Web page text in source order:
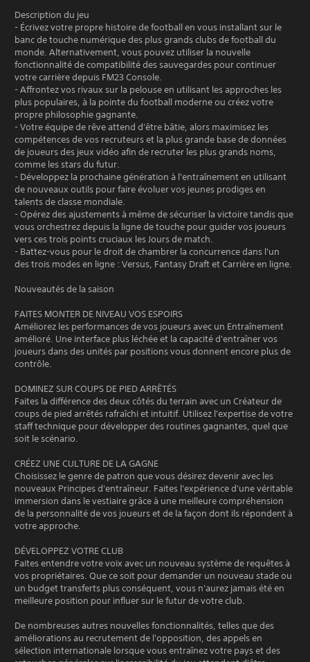
Description du jeu
- Écrivez votre propre histoire de football en vous installant sur le
banc de touche numérique des plus grands clubs de football du
monde. Alternativement, vous pouvez utiliser la nouvelle
fonctionnalité de compatibilité des sauvegardes pour continuer
votre carrière depuis FM23 Console.
- Affrontez vos rivaux sur la pelouse en utilisant les approches les
plus populaires, à la pointe du football moderne ou créez votre
propre philosophie gagnante.
- Votre équipe de rêve attend d'être bâtie, alors maximisez les
compétences de vos recruteurs et la plus grande base de données
de joueurs des jeux vidéo afin de recruter les plus grands noms,
comme les stars du futur.
- Développez la prochaine génération à l'entraînement en utilisant
de nouveaux outils pour faire évoluer vos jeunes prodiges en
talents de classe mondiale.
- Opérez des ajustements à même de sécuriser la victoire tandis que
vous orchestrez depuis la ligne de touche pour guider vos joueurs
vers ces trois points cruciaux les Jours de match.
- Battez-vous pour le droit de chambrer la concurrence dans l'un
des trois modes en ligne : Versus, Fantasy Draft et Carrière en ligne.
Nouveautés de la saison
FAITES MONTER DE NIVEAU VOS ESPOIRS
Améliorez les performances de vos joueurs avec un Entraînement
amélioré. Une interface plus léchée et la capacité d'entraîner vos
joueurs dans des unités par positions vous donnent encore plus de
contrôle.
DOMINEZ SUR COUPS DE PIED ARRÊTÉS
Faites la différence des deux côtés du terrain avec un Créateur de
coups de pied arrêtés rafraîchi et intuitif. Utilisez l'expertise de votre
staff technique pour développer des routines gagnantes, quel que
soit le scénario.
CRÉEZ UNE CULTURE DE LA GAGNE
Choisissez le genre de patron que vous désirez devenir avec les
nouveaux Principes d'entraîneur. Faites l'expérience d'une véritable
immersion dans le vestiaire grâce à une meilleure compréhension
de la personnalité de vos joueurs et de la façon dont ils répondent à
votre approche.
DÉVELOPPEZ VOTRE CLUB
Faites entendre votre voix avec un nouveau système de requêtes à
vos propriétaires. Que ce soit pour demander un nouveau stade ou
un budget transferts plus conséquent, vous n'aurez jamais été en
meilleure position pour influer sur le futur de votre club.
De nombreuses autres nouvelles fonctionnalités, telles que des
améliorations au recrutement de l'opposition, des appels en
sélection internationale lorsque vous entraînez votre pays et des